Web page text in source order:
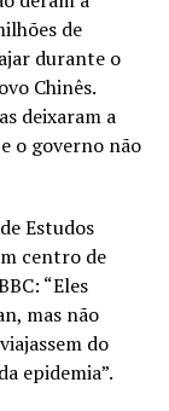
de
durante o
Chinês.
deixaram a
o governo não
Estudos
centro de
“Eles
mas não
do
epidemia”.